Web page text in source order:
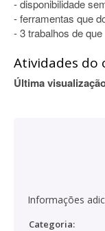
- disponibilidade
- ferramentas que
- 3 trabalhos de
Atividades do
Última
Informações
Categoria: